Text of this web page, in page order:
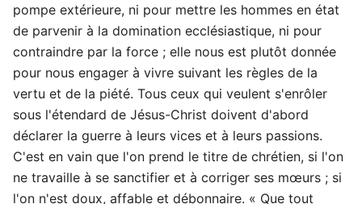
pompe extérieure, ni pour mettre les hommes en état
de parvenir à la domination ecclésiastique, ni pour
contraindre par la force ; elle nous est plutôt donnée
pour nous engager à vivre suivant les règles de la
vertu et de la piété. Tous ceux qui veulent s'enrôler
sous l'étendard de Jésus-Christ doivent d'abord
déclarer la guerre à leurs vices et à leurs passions.
C'est en vain que l'on prend le titre de chrétien, si l'on
ne travaille à se sanctifier et à corriger ses mœurs ; si
l'on n'est doux, affable et débonnaire. « Que tout